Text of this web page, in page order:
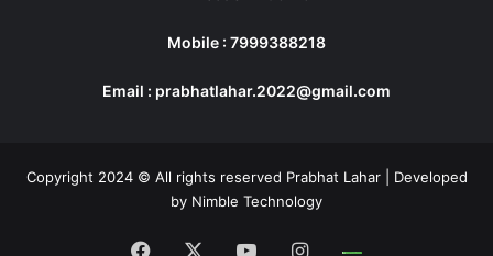
Mobile : 7999388218
Email : prabhatlahar.2022@gmail.com
Copyright 2024 © All rights reserved Prabhat Lahar | Developed
by Nimble Technology
Facebook YouTubeInstagram